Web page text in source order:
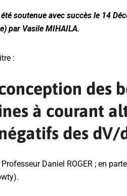
soutenue avec succès le 14
par Vasile MIHAILA.
:
des
à courant
des dV/
Daniel ROGER ; en